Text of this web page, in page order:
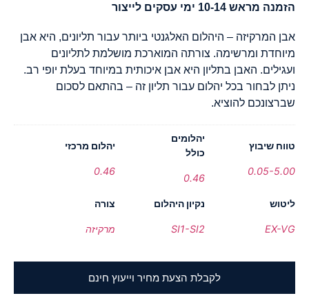
הזמנה מראש 10-14 ימי עסקים לייצור
אבן המרקיזה – היהלום האלגנטי ביותר עבור תליונים, היא אבן
מיוחדת ומרשימה. צורתה המוארכת מושלמת לתליונים
ועגילים. האבן בתליון היא אבן איכותית במיוחד בעלת יופי רב.
ניתן לבחור בכל יהלום עבור תליון זה – בהתאם לסכום
שברצונכם להוציא.
טווח שיבוץ
0.05-5.00
יהלומים
כולל
0.46
יהלום מרכזי
0.46
ליטוש
EX-VG
נקיון היהלום
SI1-SI2
צורה
מרקיזה
לקבלת הצעת מחיר וייעוץ חינם